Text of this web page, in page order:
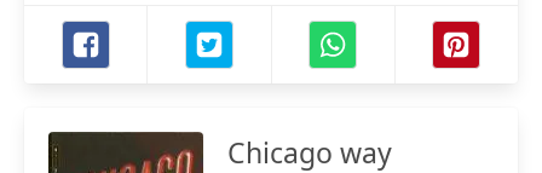
Chicago way